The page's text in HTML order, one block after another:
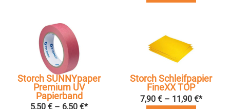
Storch SUNNYpaper
Premium UV
Papierband
5,50 € – 6,50 €*
Storch Schleifpapier
FineXX TOP
7,90 €– 11,90 €*